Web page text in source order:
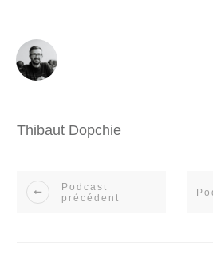
Thibaut Dopchie
Podcast
précédent